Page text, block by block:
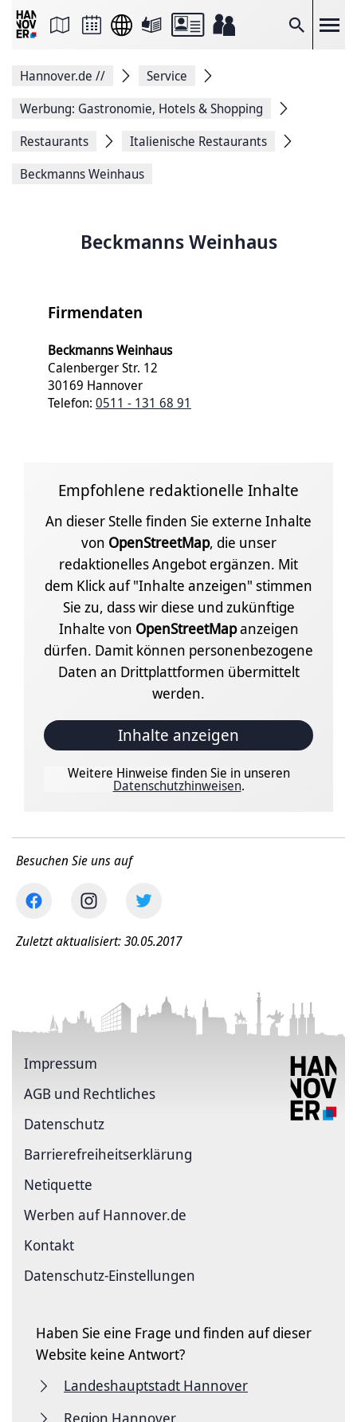
Suche
Seite
Facebook
teilen
Seitenlink
Seite
Hannover.de //
Service
Werbung: Gastronomie, Hotels & Shopping
Restaurants
Italienische Restaurants
Beckmanns Weinhaus
Beckmanns Weinhaus
Firmendaten
Beckmanns Weinhaus
Calenberger Str. 12
30169 Hannover
Telefon: 0511 - 131 68 91
Empfohlene redaktionelle Inhalte
An dieser Stelle finden Sie externe Inhalte
von OpenStreetMap, die unser
redaktionelles Angebot ergänzen. Mit
dem Klick auf "Inhalte anzeigen" stimmen
Sie zu, dass wir diese und zukünftige
Inhalte von OpenStreetMapanzeigen
dürfen. Damit können personenbezogene
Daten an Drittplattformen übermittelt
werden.
Inhalte anzeigen
Weitere Hinweise finden Sie in unseren
Datenschutzhinweisen.
Besuchen Sie uns auf
Zuletzt aktualisiert: 30.05.2017
Impressum
AGB und Rechtliches
Datenschutz
Barriere­freiheits­erklärung
Netiquette
Werben auf Hannover.de
Kontakt
Datenschutz-Einstellungen
Haben Sie eine Frage und finden auf dieser
Website keine Antwort?
Landeshauptstadt Hannover
Region Hannover